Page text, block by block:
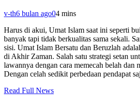
v-th6 bulan ago04 mins
Harus di akui, Umat Islam saat ini seperti
banyak tapi tidak berkualitas sama sekali.
sisi. Umat Islam Bersatu dan Beruzlah
di Akhir Zaman. Salah satu strategi setan
lawannya dengan cara memecah belah dan
Dengan celah sedikit perbedaan pendapat
Read Full News